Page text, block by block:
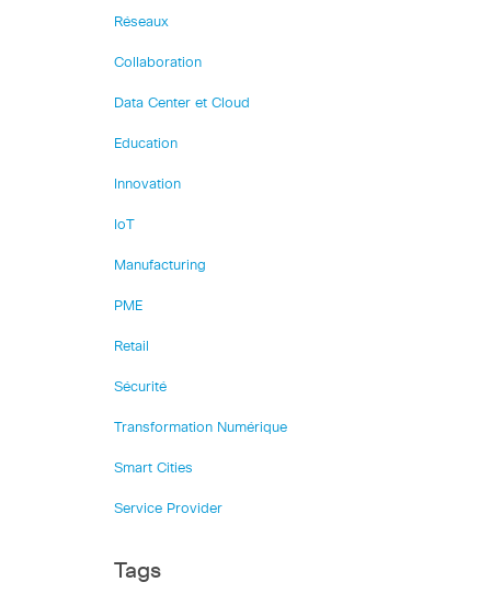
Réseaux
Collaboration
Data Center et Cloud
Education
Innovation
IoT
Manufacturing
PME
Retail
Sécurité
Transformation Numérique
Smart Cities
Service Provider
Tags